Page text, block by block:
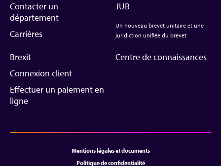
Contacter un
département
Carrières
JUB
Un nouveau brevet unitaire et une
juridiction unifiée du brevet
Brexit
Connexion client
Effectuer un paiement en
ligne
Centre de connaissances
Mentions légales et documents
Politique de confidentialité